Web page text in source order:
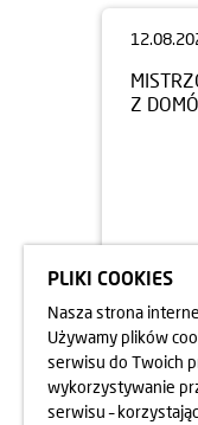
Z
PLIKI COOKIES
Nasza strona
Używamy plików
serwisu do Twoich
wykorzystywanie
serwisu –